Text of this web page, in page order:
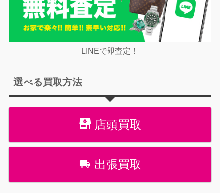
LINEで即査定！
選べる買取方法
店頭買取
出張買取